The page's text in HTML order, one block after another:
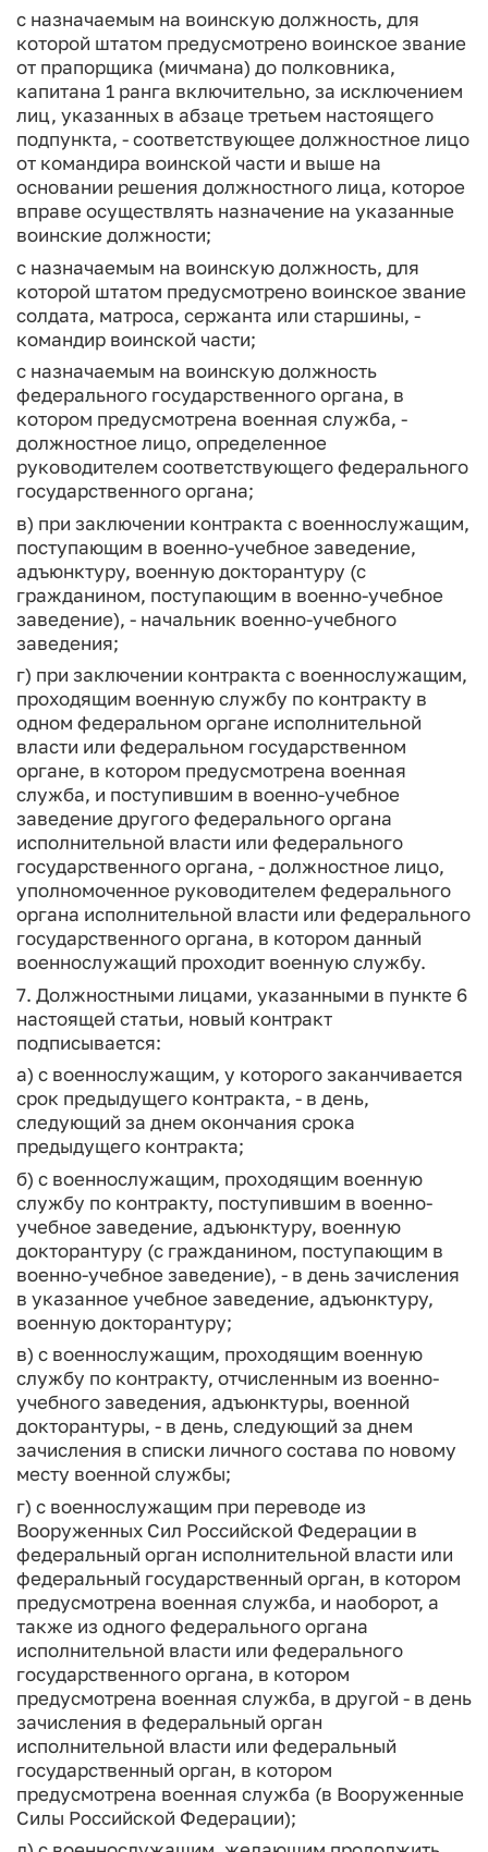
с назначаемым на воинскую должность, для
которой штатом предусмотрено воинское звание
от прапорщика (мичмана) до полковника,
капитана 1 ранга включительно, за исключением
лиц, указанных в абзаце третьем настоящего
подпункта, - соответствующее должностное лицо
от командира воинской части и выше на
основании решения должностного лица, которое
вправе осуществлять назначение на указанные
воинские должности;
с назначаемым на воинскую должность, для
которой штатом предусмотрено воинское звание
солдата, матроса, сержанта или старшины, -
командир воинской части;
с назначаемым на воинскую должность
федерального государственного органа, в
котором предусмотрена военная служба, -
должностное лицо, определенное
руководителем соответствующего федерального
государственного органа;
в) при заключении контракта с военнослужащим,
поступающим в военно-учебное заведение,
адъюнктуру, военную докторантуру (с
гражданином, поступающим в военно-учебное
заведение), - начальник военно-учебного
заведения;
г) при заключении контракта с военнослужащим,
проходящим военную службу по контракту в
одном федеральном органе исполнительной
власти или федеральном государственном
органе, в котором предусмотрена военная
служба, и поступившим в военно-учебное
заведение другого федерального органа
исполнительной власти или федерального
государственного органа, - должностное лицо,
уполномоченное руководителем федерального
органа исполнительной власти или федерального
государственного органа, в котором данный
военнослужащий проходит военную службу.
7. Должностными лицами, указанными в пункте 6
настоящей статьи, новый контракт
подписывается:
а) с военнослужащим, у которого заканчивается
срок предыдущего контракта, - в день,
следующий за днем окончания срока
предыдущего контракта;
б) с военнослужащим, проходящим военную
службу по контракту, поступившим в военно-
учебное заведение, адъюнктуру, военную
докторантуру (с гражданином, поступающим в
военно-учебное заведение), - в день зачисления
в указанное учебное заведение, адъюнктуру,
военную докторантуру;
в) с военнослужащим, проходящим военную
службу по контракту, отчисленным из военно-
учебного заведения, адъюнктуры, военной
докторантуры, - в день, следующий за днем
зачисления в списки личного состава по новому
месту военной службы;
г) с военнослужащим при переводе из
Вооруженных Сил Российской Федерации в
федеральный орган исполнительной власти или
федеральный государственный орган, в котором
предусмотрена военная служба, и наоборот, а
также из одного федерального органа
исполнительной власти или федерального
государственного органа, в котором
предусмотрена военная служба, в другой - в день
зачисления в федеральный орган
исполнительной власти или федеральный
государственный орган, в котором
предусмотрена военная служба (в Вооруженные
Силы Российской Федерации);